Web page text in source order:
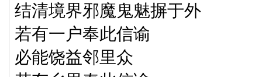
结清境界邪魔鬼魅摒于外
若有一户奉此信谕
必能饶益邻里众